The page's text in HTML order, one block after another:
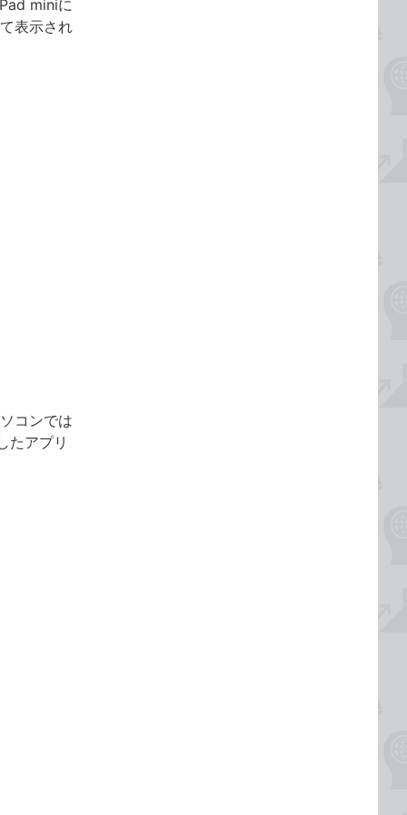
miniに
表示され
コンでは
たアプリ